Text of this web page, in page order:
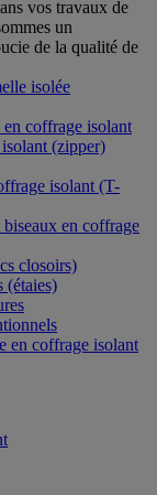
isolée
coffrage isolant
(zipper)
isolant (T-
en coffrage
closoirs)
(étaies)
en coffrage isolant